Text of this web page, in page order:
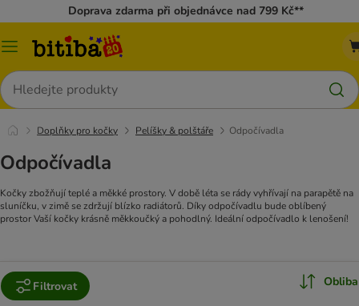
Doprava zdarma při objednávce nad 799 Kč**
Kategorie
Hledat
Doplňky pro kočky Pelíšky & polštáře Odpočívadla
Odpočívadla
Kočky zbožňují teplé a měkké prostory. V době léta se rády vyhřívají na parapětě na
sluníčku, v zimě se zdržují blízko radiátorů. Díky odpočívadlu bude oblíbený
prostor Vaší kočky krásně měkkoučký a pohodlný. Ideální odpočívadlo k lenošení!
Filtrovat Obliba